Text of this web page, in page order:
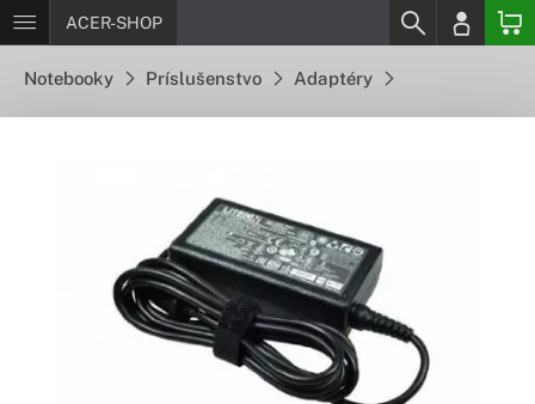
ACER-SHOP
Notebooky Príslušenstvo Adaptéry